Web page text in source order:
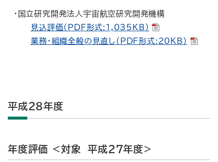
・国立研究開発法人宇宙航空研究開発機構
見込評価（PDF形式:1,035KB）
業務・組織全般の見直し（PDF形式:20KB）
平成28年度
年度評価 <対象 平成27年度>